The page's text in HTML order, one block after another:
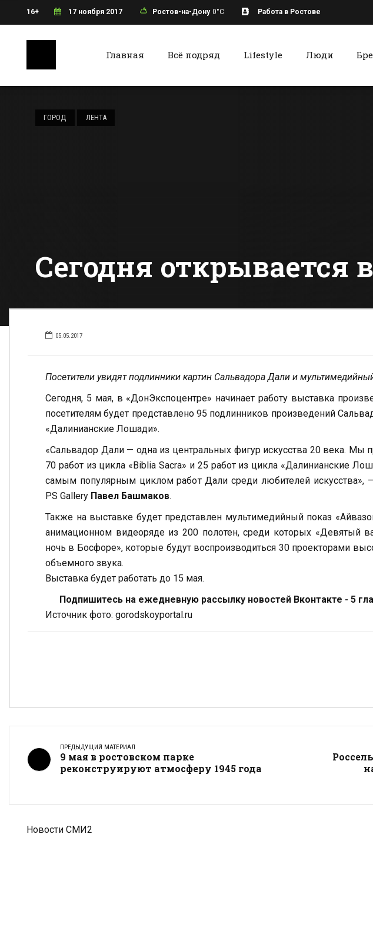
16+ 17 ноября 2017 Ростов-на-Дону 0°C Работа в Ростове
Главная Всё подряд Lifestyle Люди
ГОРОД ЛЕНТА
Сегодня открывается
05.05.2017
Посетители увидят подлинники картин Сальвадора Дали и
Сегодня, 5 мая, в «ДонЭкспоцентре» начинает работу выставка
посетителям будет представлено 95 подлинников произведений
«Далинианские Лошади».
«Сальвадор Дали — одна из центральных фигур искусства 20 века. Мы
70 работ из цикла «Biblia Sacra» и 25 работ из цикла «Далинианские
самым популярным циклом работ Дали среди любителей искусства»,
PS Gallery Павел Башмаков.
Также на выставке будет представлен мультимедийный показ
анимационном видеоряде из 200 полотен, среди которых «Девятый
ночь в Босфоре», которые будут воспроизводиться 30 проекторами
объемного звука.
Выставка будет работать до 15 мая.
Подпишитесь на ежедневную рассылку новостей Вконтакте - 5
Источник фото: gorodskoyportal.ru
ПРЕДЫДУЩИЙ МАТЕРИАЛ
9 мая в ростовском парке
реконструируют атмосферу 1945 года
Новости СМИ2